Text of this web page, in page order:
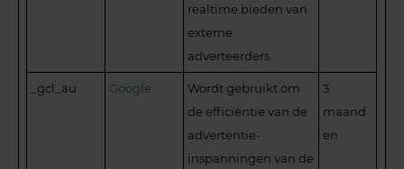
realtime bieden van
externe
adverteerders.
_gcl_au Google
Wordt gebruikt om
de efficiëntie van de
advertentie-
inspanningen van de
3
maand
en